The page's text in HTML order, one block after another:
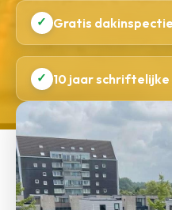
✓ Gratis dakinspectie
✓ 10 jaar